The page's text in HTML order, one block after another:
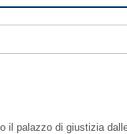
palazzo di giustizia